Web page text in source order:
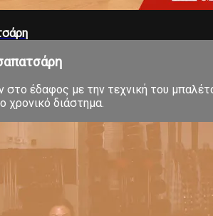
έδαφος με την τεχνική του
χρονικό διάστημα.